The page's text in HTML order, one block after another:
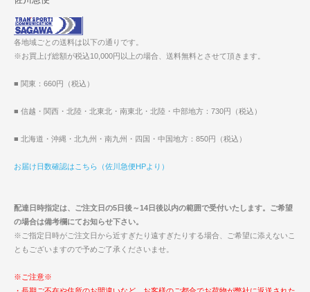
各地域ごとの送料は以下の通りです。
※お買上げ総額が税込10,000円以上の場合、送料無料とさせて頂きます。
■ 関東：660円（税込）
■ 信越・関西・北陸・北東北・南東北・北陸・中部地方：730円（税込）
■ 北海道・沖縄・北九州・南九州・四国・中国地方：850円（税込）
お届け日数確認はこちら（佐川急便HPより）
配達日時指定は、ご注文日の5日後～14日後以内の範囲で受付いたします。ご希望
の場合は備考欄にてお知らせ下さい。
※ご指定日時がご注文日から近すぎたり遠すぎたりする場合、ご希望に添えないこ
ともございますので予めご了承くださいませ。
※ご注意※